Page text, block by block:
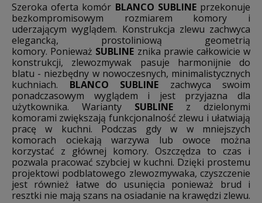
Szeroka oferta komór BLANCO SUBLINEprzekonuje
bezkompromisowym rozmiarem komory i
uderzającym wyglądem. Konstrukcja zlewu zachwyca
elegancką, prostoliniową geometrią
komory. Ponieważ SUBLINE znika prawie całkowicie w
konstrukcji, zlewozmywak pasuje harmonijnie do
blatu - niezbędny w nowoczesnych, minimalistycznych
kuchniach. BLANCO SUBLINE zachwyca swoim
ponadczasowym wyglądem i jest przyjazna dla
użytkownika. Warianty SUBLINE z dzielonymi
komorami zwiększają funkcjonalność zlewu i ułatwiają
pracę w kuchni. Podczas gdy w w mniejszych
komorach ociekają warzywa lub owoce można
korzystać z głównej komory. Oszczędza to czas i
pozwala pracować szybciej w kuchni. Dzięki prostemu
projektowi podblatowego zlewozmywaka, czyszczenie
jest również łatwe do usunięcia ponieważ brud i
resztki nie mają szans na osiadanie na krawędzi zlewu.